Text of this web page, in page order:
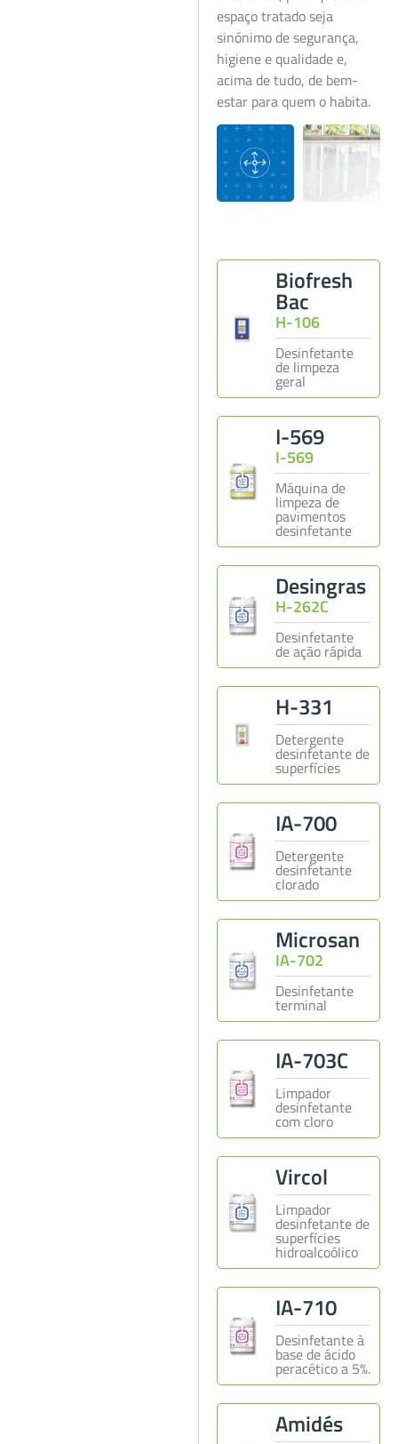
espaço tratado seja
sinónimo de segurança,
higiene e qualidade e,
acima de tudo, de bem-
estar para quem o habita.
Biofresh
Bac
H-106
Desinfetante
de limpeza
geral
I-569
I-569
Máquina de
limpeza de
pavimentos
desinfetante
Desingras
H-262C
Desinfetante
de ação rápida
H-331
Detergente
desinfetante de
superfícies
IA-700
Detergente
desinfetante
clorado
Microsan
IA-702
Desinfetante
terminal
IA-703C
Limpador
desinfetante
com cloro
Vircol
Limpador
desinfetante de
superfícies
hidroalcoólico
IA-710
Desinfetante à
base de ácido
peracético a 5%.
Amidés